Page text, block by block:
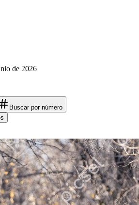
de 2026
Buscar por número